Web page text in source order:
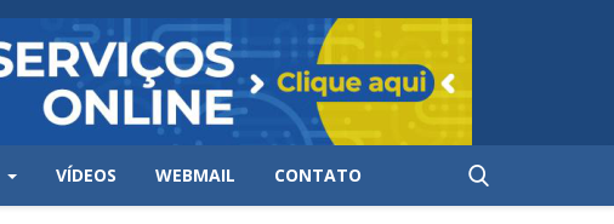
VÍDEOS WEBMAIL CONTATO